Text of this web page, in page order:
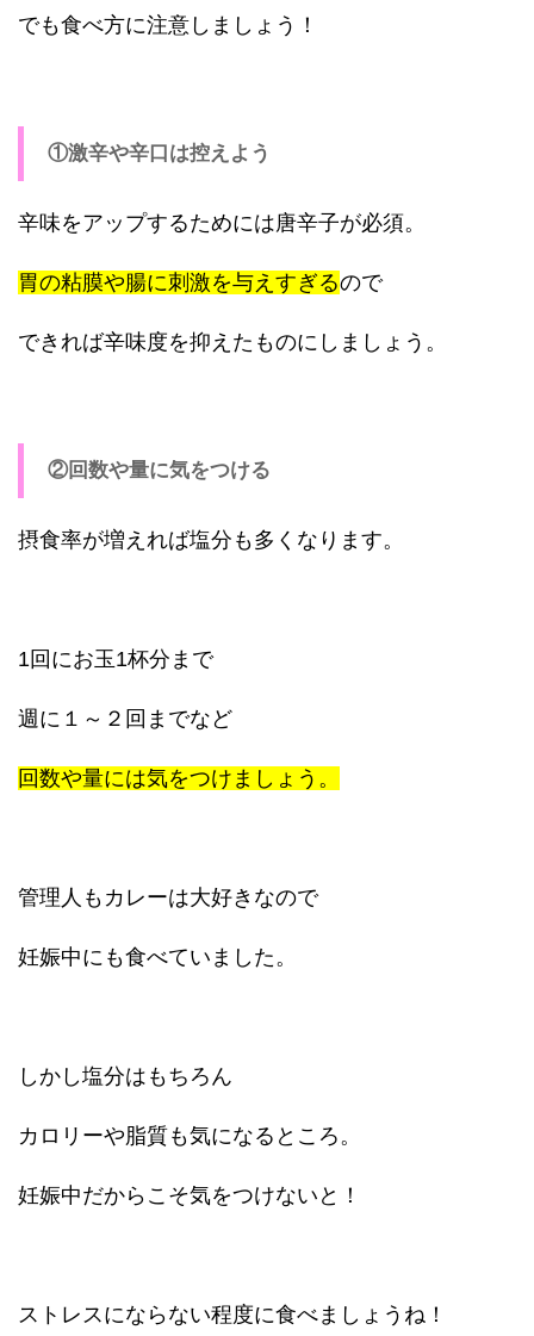
でも食べ方に注意しましょう！
①激辛や辛口は控えよう
辛味をアップするためには唐辛子が必須。
胃の粘膜や腸に刺激を与えすぎるので
できれば辛味度を抑えたものにしましょう。
②回数や量に気をつける
摂食率が増えれば塩分も多くなります。
1回にお玉1杯分まで
週に１～２回までなど
回数や量には気をつけましょう。
管理人もカレーは大好きなので
妊娠中にも食べていました。
しかし塩分はもちろん
カロリーや脂質も気になるところ。
妊娠中だからこそ気をつけないと！
ストレスにならない程度に食べましょうね！